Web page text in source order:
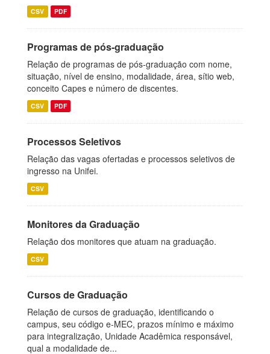
CSV PDF
Programas de pós-graduação
Relação de programas de pós-graduação com nome,
situação, nível de ensino, modalidade, área, sítio web,
conceito Capes e número de discentes.
CSV PDF
Processos Seletivos
Relação das vagas ofertadas e processos seletivos de
ingresso na Unifei.
CSV
Monitores da Graduação
Relação dos monitores que atuam na graduação.
CSV
Cursos de Graduação
Relação de cursos de graduação, identificando o
campus, seu código e-MEC, prazos mínimo e máximo
para integralização, Unidade Acadêmica responsável,
qual a modalidade de...